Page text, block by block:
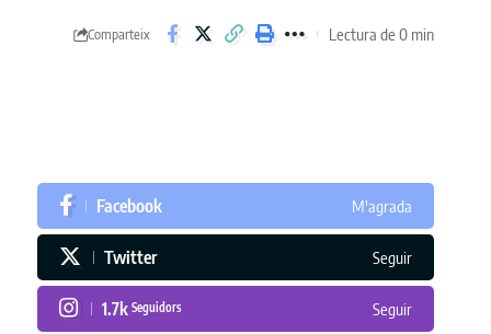
Comparteix Lectura de 0 min
Facebook M'agrada
Twitter Seguir
1.7k Seguidors Seguir